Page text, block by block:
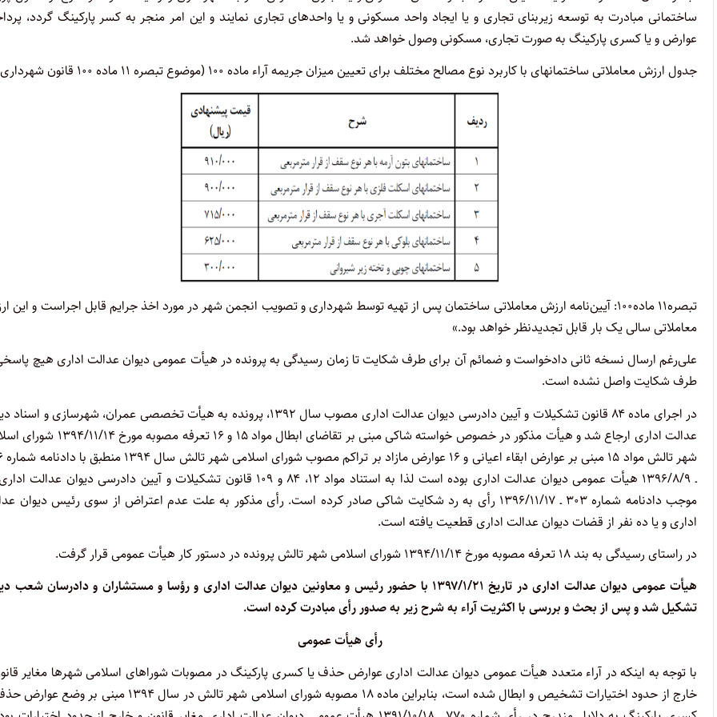
ساختمانی مبادرت به توسعه زیربنای تجاری و یا ایجاد واحد مسکونی و یا واحدهای تجاری نمایند و این امر منجر به کسر پارکینگ گردد،
عوارض و یا کسری پارکینگ به صورت تجاری، مسکونی وصول خواهد شد.
جدول ارزش معاملاتی ساختمانهای با کاربرد نوع مصالح مختلف برای تعیین میزان جریمه آراء ماده ۱۰۰ (موضوع تبصره ۱۱ ماده ۱۰۰ قانون شهرداری):
تبصره۱۱ ماده۱۰۰: آیین‌نامه ارزش معاملاتی ساختمان پس از تهیه توسط شهرداری و تصویب انجمن شهر در مورد اخذ جرایم قابل اجراست و این
معاملاتی سالی یک بار قابل تجدیدنظر خواهد بود.»
علی‌رغم ارسال نسخه ثانی دادخواست و ضمائم آن برای طرف شکایت تا زمان رسیدگی به پرونده در هیأت عمومی دیوان عدالت اداری هیچ
طرف شکایت واصل نشده است.
در اجرای ماده ۸۴ قانون تشکیلات و آیین دادرسی دیوان عدالت اداری مصوب سال ۱۳۹۲، پرونده به هیأت تخصصی عمران، شهرسازی و
عدالت اداری ارجاع شد و هیأت مذکور در خصوص خواسته شاکی مبنی بر تقاضای ابطال مواد ۱۵ و ۱۶
شهر تالش
ـ ۱۳۹۶/۸/۹ هیأت عمومی دیوان عدالت اداری بوده است لذا به استناد مواد ۱۲، ۸۴ و ۱۰۹ قانون تشکیلات و آیین دادرسی دیوان
موجب دادنامه شماره ۳۰۳ ـ ۱۳۹۶/۱۱/۱۷ رأی به رد شکایت شاکی صادر کرده است. رأی مذکور به علت عدم اعتراض از سوی رئیس دیوان
اداری و یا ده نفر از قضات دیوان عدالت اداری قطعیت یافته است.
در راستای رسیدگی به بند ۱۸ تعرفه مصوبه مورخ ۱۳۹۴/۱۱/۱۴ شورای اسلامی شهر تالش پرونده در دستور کار هیأت عمومی قرار گرفت.
هیأت عمومی دیوان عدالت اداری در تاریخ ۱۳۹۷/۱/۲۱ با حضور رئیس و معاونین دیوان عدالت اداری و رؤسا و مستشاران و دادرسان شعب
تشکیل شد و پس از بحث و بررسی با اکثریت آراء به شرح زیر به صدور رأی مبادرت کرده است.
رأی هیأت عمومی
با توجه به اینکه در آراء متعدد هیأت عمومی دیوان عدالت اداری عوارض حذف یا کسری پارکینگ در مصوبات شوراهای اسلامی شهرها مغایر
خارج از حدود اختیارات تشخیص و ابطال شده است، بنابراین ماده ۱۸ مصوبه شورای اسلامی شهر تالش در سال ۱۳۹۴ مبنی